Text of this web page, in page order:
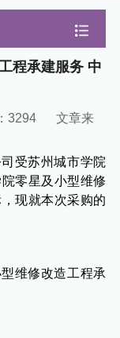
程承建服务 中
3294
文章来
受苏州城市学院
零星及小型维修
现就本次采购的
维修改造工程承